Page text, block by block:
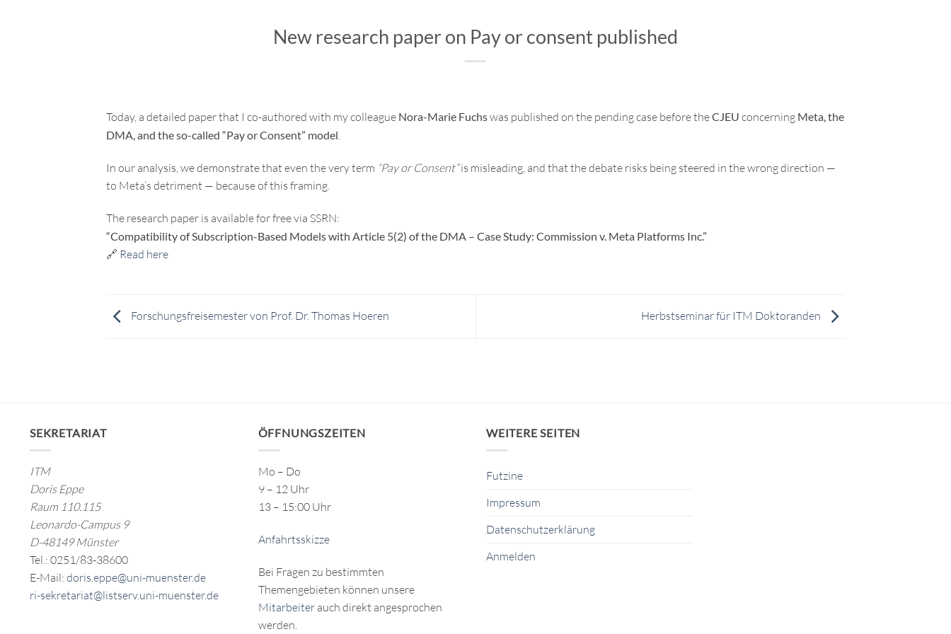
New research paper on Pay or consent published
Today, a detailed paper that I co-authored with my colleague Nora-Marie Fuchswas published on the pending case before theCJEU concerning Meta, the
DMA, and the so-called “Pay or Consent” model.
In our analysis, we demonstrate that even the very term “Pay or Consent”is misleading, and that the debate risks being steered in the wrong direction —
to Meta’s detriment — because of this framing.
The research paper is available for free via SSRN:
“Compatibility of Subscription-Based Models with Article 5(2) of the DMA – Case Study: Commission v. Meta Platforms Inc.”
🔗 Read here
Forschungsfreisemester von Prof. Dr. Thomas Hoeren Herbstseminar für ITM Doktoranden
SEKRETARIAT
ITM
Doris Eppe
Raum 110.115
Leonardo-Campus 9
D-48149 Münster
Tel.: 0251/83-38600
E-Mail: doris.eppe@uni-muenster.de
ri-sekretariat@listserv.uni-muenster.de
ÖFFNUNGSZEITEN
Mo – Do
9 – 12 Uhr
13 – 15:00 Uhr
Anfahrtsskizze
Bei Fragen zu bestimmten
Themengebieten können unsere
Mitarbeiterauch direkt angesprochen
werden.
WEITERE SEITEN
Futzine
Impressum
Datenschutzerklärung
Anmelden